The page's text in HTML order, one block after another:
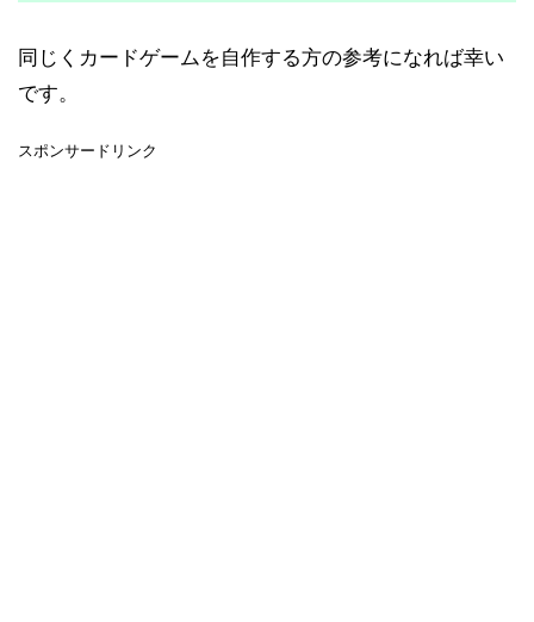
同じくカードゲームを自作する方の参考になれば幸い
です。
スポンサードリンク